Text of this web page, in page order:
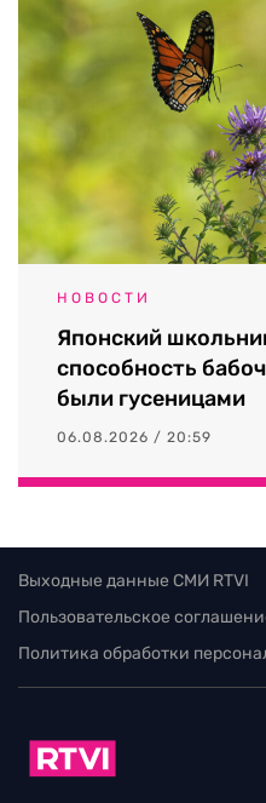
НОВОСТИ
Японский
способность
были гусеницами
06.08.2026 / 20:59
Выходные данные СМИ RTVI
Пользовательское
Политика обработки